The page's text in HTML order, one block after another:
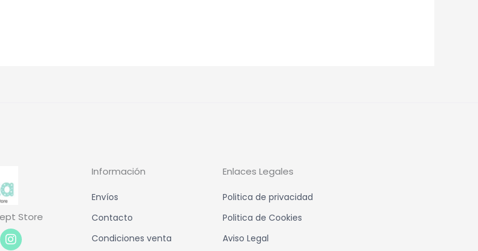
Store
Instagram
Información
Envíos
Contacto
Condiciones venta
Enlaces Legales
Politica de privacidad
Politica de Cookies
Aviso Legal